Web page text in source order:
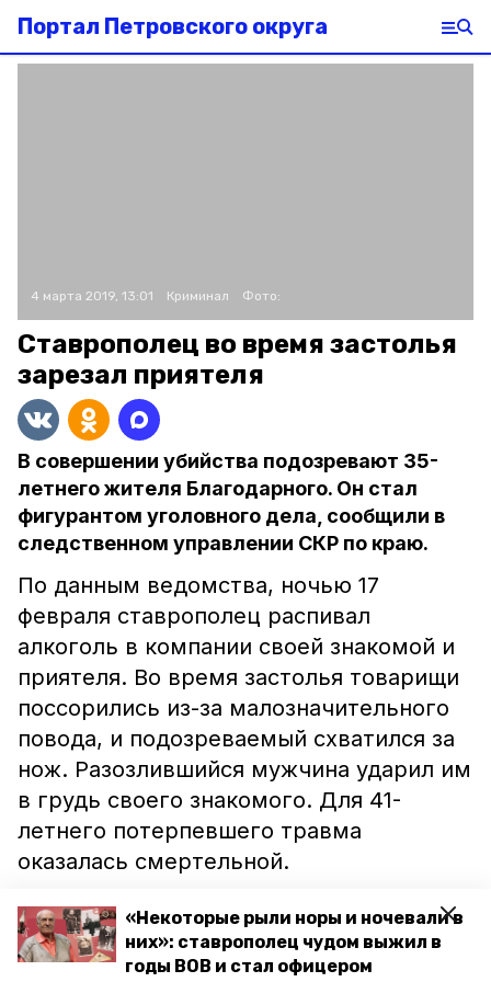
«Некоторые рыли норы и ночевали в
них»: ставрополец чудом выжил в
годы ВОВ и стал офицером
Портал Петровского округа
4 марта 2019, 13:01 Криминал Фото:
Ставрополец во время застолья
зарезал приятеля
В совершении убийства подозревают 35-
летнего жителя Благодарного. Он стал
фигурантом уголовного дела, сообщили в
следственном управлении СКР по краю.
По данным ведомства, ночью 17
февраля ставрополец распивал
алкоголь в компании своей знакомой и
приятеля. Во время застолья товарищи
поссорились из-за малозначительного
повода, и подозреваемый схватился за
нож. Разозлившийся мужчина ударил им
в грудь своего знакомого. Для 41-
летнего потерпевшего травма
оказалась смертельной.
Сейчас подозреваемый находится по
стражей. Правоохранители назначили